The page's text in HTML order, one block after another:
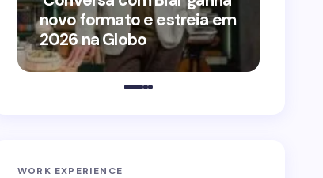
novo formato e estreia em
2026 na Globo
WORK EXPERIENCE